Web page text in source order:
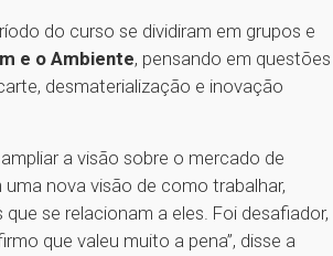
do curso se dividiram em grupos e
e o Ambiente, pensando em questões
desmaterialização e inovação
a visão sobre o mercado de
nova visão de como trabalhar,
se relacionam a eles. Foi desafiador,
que valeu muito a pena”, disse a